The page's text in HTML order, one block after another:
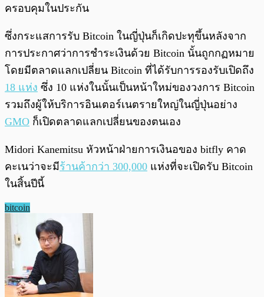
ครอบคุมในประกัน
ซึ่งกระแสการรับ Bitcoin ในญี่ปุ่นก็เกิดปะทุขึ้นหลังจาก
การประกาศว่าการชำระเงินด้วย Bitcoin นั้นถูกกฏหมาย
โดยมีตลาดแลกเปลี่ยน Bitcoin ที่ได้รับการรองรับเปิดถึง
18 แห่ง ซึ่ง 10 แห่งในนั้นเป็นหน้าใหม่ของวงการ Bitcoin
รวมถึงผู้ให้บริการอินเตอร์เนตรายใหญ่ในญี่ปุ่นอย่าง
GMO ก็เปิดตลาดแลกเปลี่ยนของตนเอง
Midori Kanemitsu หัวหน้าฝ่ายการเงินอของ bitfly คาด
คะเนว่าจะมีร้านค้ากว่า 300,000 แห่งที่จะเปิดรับ Bitcoin
ในสิ้นปีนี้
bitcoin